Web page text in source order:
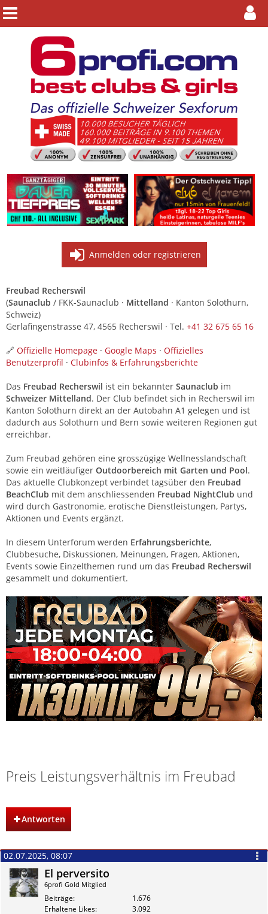
Anmelden oder registrieren
Freubad Recherswil
(Saunaclub / FKK-Saunaclub · Mittelland · Kanton Solothurn,
Schweiz)
Gerlafingenstrasse 47, 4565 Recherswil · Tel. +41 32 675 65 16
🔗 Offizielle Homepage · Google Maps · Offizielles
Benutzerprofil · Clubinfos & Erfahrungsberichte
Das Freubad Recherswil ist ein bekannter Saunaclub im
Schweizer Mittelland. Der Club befindet sich in Recherswil im
Kanton Solothurn direkt an der Autobahn A1 gelegen und ist
dadurch aus Solothurn und Bern sowie weiteren Regionen gut
erreichbar.
Zum Freubad gehören eine grosszügige Wellnesslandschaft
sowie ein weitläufiger Outdoorbereich mit Garten und Pool.
Das aktuelle Clubkonzept verbindet tagsüber den Freubad
BeachClub mit dem anschliessenden Freubad NightClub und
wird durch Gastronomie, erotische Dienstleistungen, Partys,
Aktionen und Events ergänzt.
In diesem Unterforum werden Erfahrungsberichte,
Clubbesuche, Diskussionen, Meinungen, Fragen, Aktionen,
Events sowie Einzelthemen rund um das Freubad Recherswil
gesammelt und dokumentiert.
Preis Leistungsverhältnis im Freubad
Antworten
02.07.2025, 08:07
El perversito
6profi Gold Mitglied
Beiträge
1.676
Erhaltene Likes
3.092